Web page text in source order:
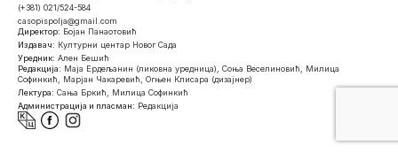
(+381) 021/524-584
casopispolja@gmail.com
Директор: Бојан Панаотовић
Издавач: Културни центар Новог Сада
Уредник: Ален Бешић
Редакција: Маја Ердељанин (ликовна уредница), Соња Веселиновић, Милица
Софинкић, Марјан Чакаревић, Огњен Клисара (дизајнер)
Лектура: Сања Бркић, Милица Софинкић
Администрација и пласман: Редакција